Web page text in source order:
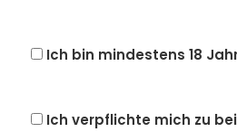
Ich bin mindestens 18
Ich verpflichte mich zu